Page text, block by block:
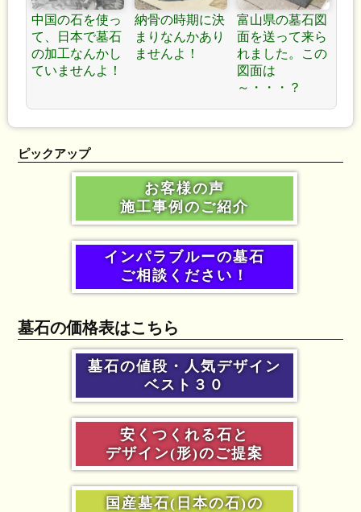
中国の石を使っ
て、日本で墓石
の加工なんかし
ていませんよ！
納骨の時期に決
まりなんかあり
ませんよ！
富山県の墓石図
面を送って来ら
れました。この
図面は
～・・・？
ピックアップ
お客様の声
施工事例のご紹介
インパラブルーの墓石
ご相談ください！
墓石の価格表はこちら
墓石の値段・人気デザイン
ベスト３０
安くつくれる石と
デザイン(形)のご提案
国産墓石(日本の石)の